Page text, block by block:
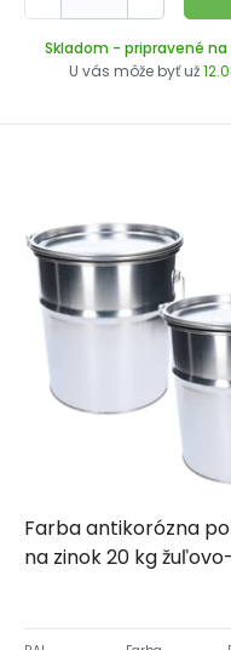
Skladom - pripravené
U vás môže byť už
Farba antikorózna
na zinok 20 kg